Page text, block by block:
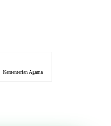
Kementerian Agama